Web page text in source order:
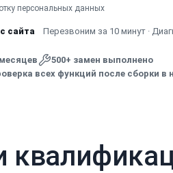
персональных данных
сайта Перезвоним за 10 минут ·
500+ замен выполнено
всех функций после сборки в